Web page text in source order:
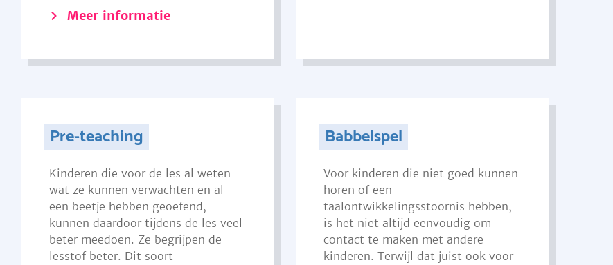
Meer informatie
Pre-teaching
Kinderen die voor de les al weten
wat ze kunnen verwachten en al
een beetje hebben geoefend,
kunnen daardoor tijdens de les veel
beter meedoen. Ze begrijpen de
lesstof beter. Dit soort
Babbelspel
Voor kinderen die niet goed kunnen
horen of een
taalontwikkelingsstoornis hebben,
is het niet altijd eenvoudig om
contact te maken met andere
kinderen. Terwijl dat juist ook voor